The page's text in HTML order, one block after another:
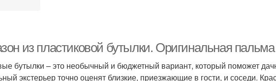
из пластиковой бутылки. Оригинальная
бутылки – это необычный и бюджетный вариант, который поможет
экстерьер точно оценят близкие, приезжающие в гости, и соседи.